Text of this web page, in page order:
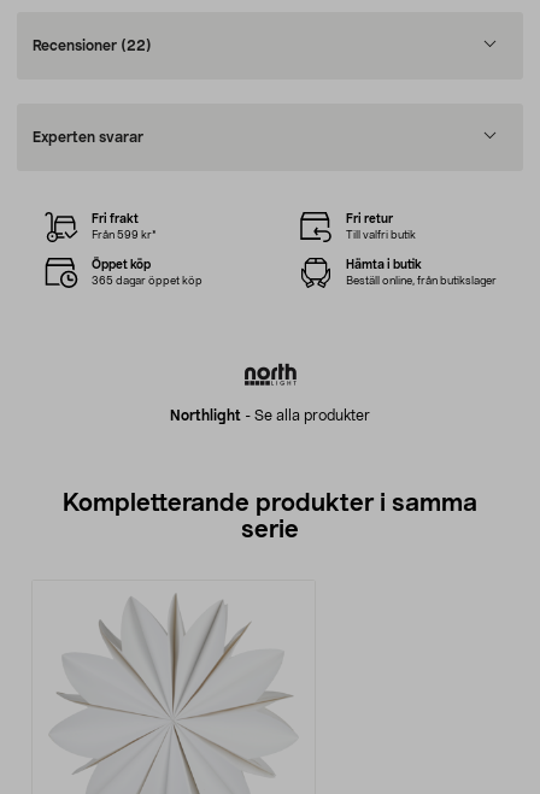
Recensioner (22)
Experten svarar
Northlight - Se alla produkter
Fri frakt
Från 599 kr*
Fri retur
Till valfri butik
Öppet köp
365 dagar öppet köp
Hämta i butik
Beställ online, från butikslager
Kompletterande produkter i samma
serie